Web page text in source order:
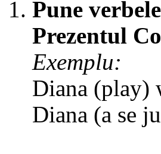
Pune
Prezentul
Exemplu:
Diana (play)
Diana (a se